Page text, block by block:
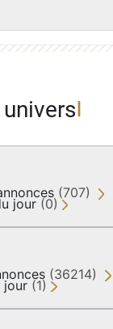
(707)
jour (0)
(36214)
jour (1)